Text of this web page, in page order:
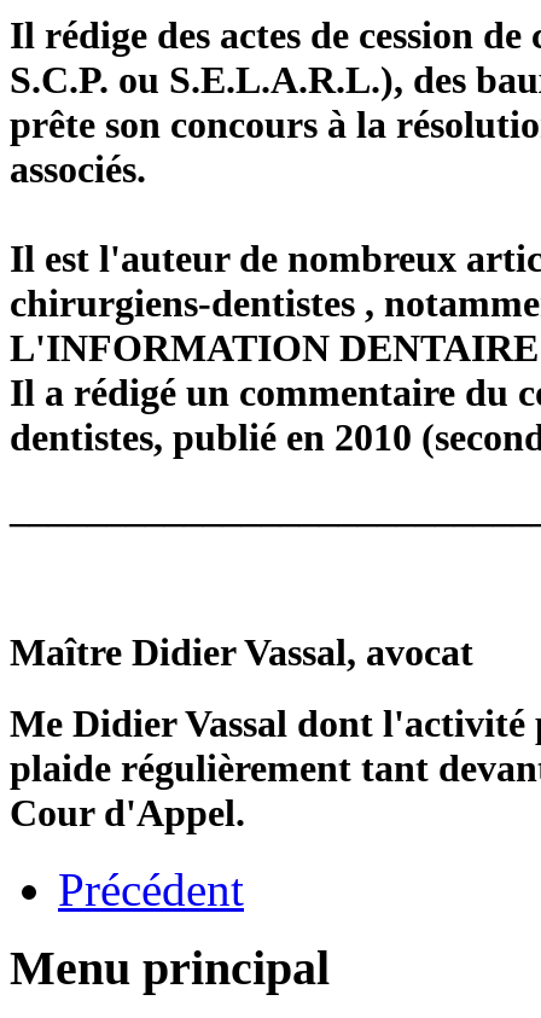
Il rédige des actes de cession
S.C.P. ou S.E.L.A.R.L.), des
prête son concours à la
associés.
Il est l'auteur de nombreux
chirurgiens-dentistes ,
L'INFORMATION
Il a rédigé un commentaire du
dentistes, publié en 2010
Maître Didier Vassal, avocat
Me Didier Vassal dont
plaide régulièrement tant
Cour d'Appel.
Précédent
Menu principal